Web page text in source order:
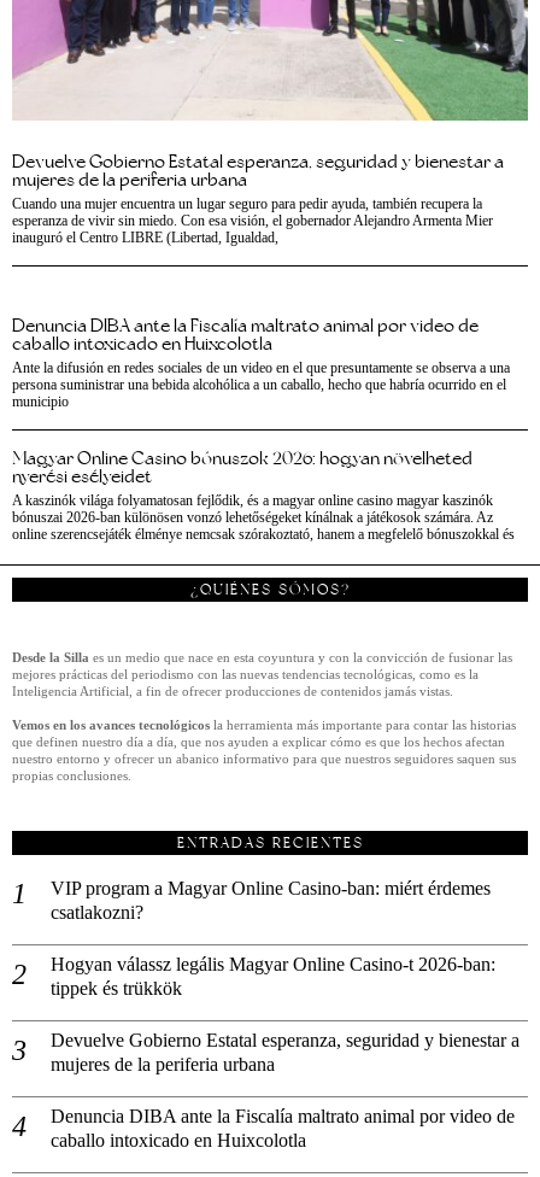
Devuelve Gobierno Estatal esperanza, seguridad y bienestar a
mujeres de la periferia urbana
Cuando una mujer encuentra un lugar seguro para pedir ayuda, también recupera la
esperanza de vivir sin miedo. Con esa visión, el gobernador Alejandro Armenta Mier
inauguró el Centro LIBRE (Libertad, Igualdad,
Denuncia DIBA ante la Fiscalía maltrato animal por video de
caballo intoxicado en Huixcolotla
Ante la difusión en redes sociales de un video en el que presuntamente se observa a una
persona suministrar una bebida alcohólica a un caballo, hecho que habría ocurrido en el
municipio
Magyar Online Casino bónuszok 2026: hogyan növelheted
nyerési esélyeidet
A kaszinók világa folyamatosan fejlődik, és a magyar online casino magyar kaszinók
bónuszai 2026-ban különösen vonzó lehetőségeket kínálnak a játékosok számára. Az
online szerencsejáték élménye nemcsak szórakoztató, hanem a megfelelő bónuszokkal és
¿QUIÉNES SÓMOS?
Desde la Silla es un medio que nace en esta coyuntura y con la convicción de fusionar las
mejores prácticas del periodismo con las nuevas tendencias tecnológicas, como es la
Inteligencia Artificial, a fin de ofrecer producciones de contenidos jamás vistas.
Vemos en los avances tecnológicos la herramienta más importante para contar las historias
que definen nuestro día a día, que nos ayuden a explicar cómo es que los hechos afectan
nuestro entorno y ofrecer un abanico informativo para que nuestros seguidores saquen sus
propias conclusiones.
ENTRADAS RECIENTES
VIP program a Magyar Online Casino-ban: miért érdemes
csatlakozni?
Hogyan válassz legális Magyar Online Casino-t 2026-ban:
tippek és trükkök
Devuelve Gobierno Estatal esperanza, seguridad y bienestar a
mujeres de la periferia urbana
Denuncia DIBA ante la Fiscalía maltrato animal por video de
caballo intoxicado en Huixcolotla